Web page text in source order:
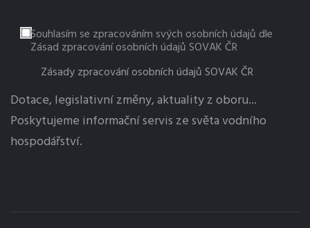
Souhlasím se zpracováním svých osobních údajů dle
Zásad zpracování osobních údajů SOVAK ČR
Zásady zpracování osobních údajů SOVAK ČR
Dotace, legislativní změny, aktuality z oboru...
Poskytujeme informační servis ze světa vodního
hospodářství.